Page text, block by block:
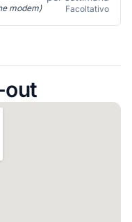
modem) Facoltativo
out